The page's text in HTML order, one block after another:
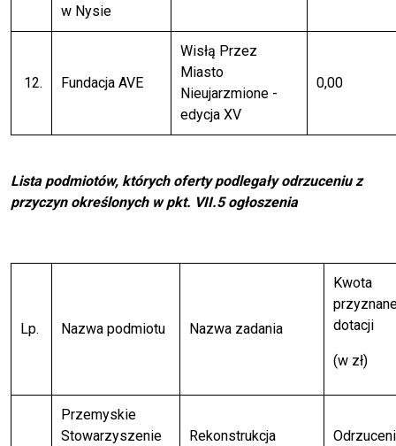
w Nysie
12. Fundacja AVE
Wisłą Przez
Miasto
Nieujarzmione -
edycja XV
0,00
Lista podmiotów, których oferty podlegały odrzuceniu z
przyczyn określonych w pkt. VII.5 ogłoszenia
Lp. Nazwa podmiotu Nazwa zadania
Kwota
dotacji
(w zł)
Przemyskie
Stowarzyszenie
Rekonstrukcja